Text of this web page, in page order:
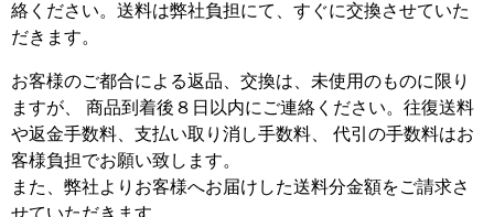
絡ください。送料は弊社負担にて、すぐに交換させていた
だきます。
お客様のご都合による返品、交換は、未使用のものに限り
ますが、
商品到着後８日以内にご連絡ください。往復送料
や返金手数料、支払い取り消し手数料、 代引の手数料はお
客様負担でお願い致します。
また、弊社よりお客様へお届けした送料分金額をご請求さ